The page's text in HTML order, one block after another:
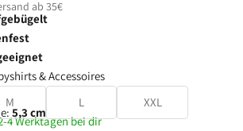
ab 35€
& Accessoires
M L XXL
5,3 cm
4 Werktagen bei dir